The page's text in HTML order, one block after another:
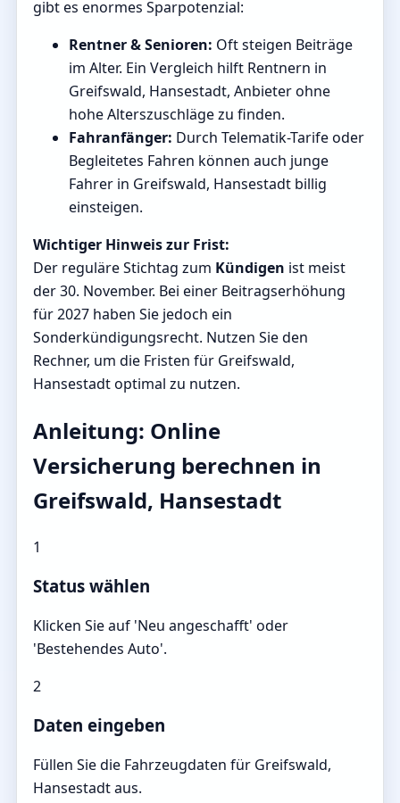
gibt es enormes Sparpotenzial:
Rentner & Senioren: Oft steigen Beiträge
im Alter. Ein Vergleich hilft Rentnern in
Greifswald, Hansestadt, Anbieter ohne
hohe Alterszuschläge zu finden.
Fahranfänger: Durch Telematik-Tarife oder
Begleitetes Fahren können auch junge
Fahrer in Greifswald, Hansestadt billig
einsteigen.
Wichtiger Hinweis zur Frist:
Der reguläre Stichtag zum Kündigen ist meist
der 30. November. Bei einer Beitragserhöhung
für 2027 haben Sie jedoch ein
Sonderkündigungsrecht. Nutzen Sie den
Rechner, um die Fristen für Greifswald,
Hansestadt optimal zu nutzen.
Anleitung: Online
Versicherung berechnen in
Greifswald, Hansestadt
1
Status wählen
Klicken Sie auf 'Neu angeschafft' oder
'Bestehendes Auto'.
2
Daten eingeben
Füllen Sie die Fahrzeugdaten für Greifswald,
Hansestadt aus.